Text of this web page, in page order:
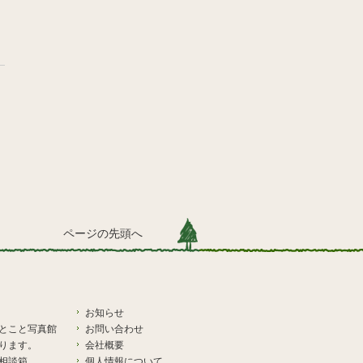
ページの先頭へ
こと写真館
ます。
お知らせ
お問い合わせ
会社概要